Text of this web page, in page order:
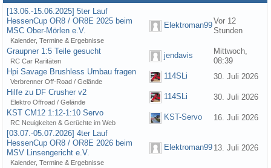
[13.06.-15.06.2025] 5ter Lauf
HessenCup OR8 / OR8E 2025 beim
MSC Ober-Mörlen e.V.
Kalender, Termine & Ergebnisse
Elektroman99Vor 12
Stunden
Graupner 1:5 Teile gesucht
RC Car Raritäten
jendavis
Mittwoch,
08:39
Hpi Savage Brushless Umbau fragen
Verbrenner Off-Road / Gelände
114SLi
30. Juli 2026
Hilfe zu DF Crusher v2
Elektro Offroad / Gelände
114SLi
30. Juli 2026
KST CM12 1:12-1:10 Servo
RC Neuigkeiten & Gerüchte im Web
KST-Servo
16. Juli 2026
[03.07.-05.07.2026] 4ter Lauf
HessenCup OR8 / OR8E 2026 beim
MSV Linsengericht e.V.
Kalender, Termine & Ergebnisse
Elektroman99 13. Juli 2026